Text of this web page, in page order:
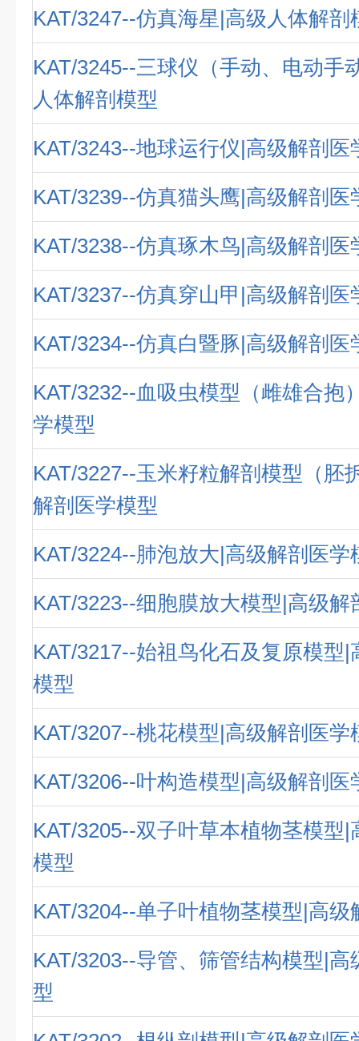
KAT/3247--仿真海星|高级人体解剖
KAT/3245--三球仪（手动、电动手
人体解剖模型
KAT/3243--地球运行仪|高级解剖医
KAT/3239--仿真猫头鹰|高级解剖医
KAT/3238--仿真琢木鸟|高级解剖医
KAT/3237--仿真穿山甲|高级解剖医
KAT/3234--仿真白暨豚|高级解剖医
KAT/3232--血吸虫模型（雌雄合抱
学模型
KAT/3227--玉米籽粒解剖模型（胚
解剖医学模型
KAT/3224--肺泡放大|高级解剖医学
KAT/3223--细胞膜放大模型|高级解
KAT/3217--始祖鸟化石及复原模型|
模型
KAT/3207--桃花模型|高级解剖医学
KAT/3206--叶构造模型|高级解剖医
KAT/3205--双子叶草本植物茎模型|
模型
KAT/3204--单子叶植物茎模型|高级
KAT/3203--导管、筛管结构模型|高
型